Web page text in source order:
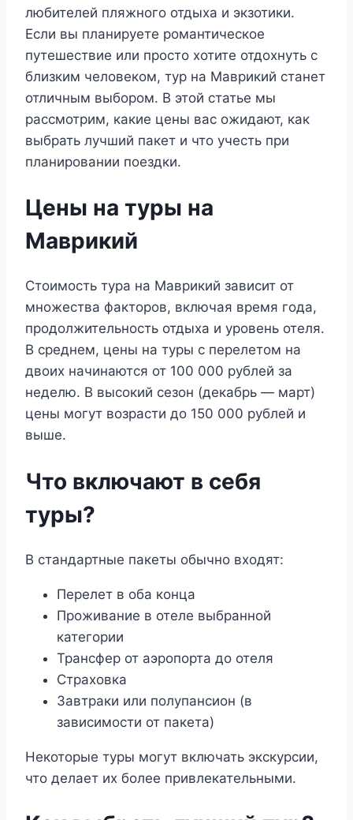
любителей пляжного отдыха и экзотики.
Если вы планируете романтическое
путешествие или просто хотите отдохнуть с
близким человеком, тур на Маврикий станет
отличным выбором. В этой статье мы
рассмотрим, какие цены вас ожидают, как
выбрать лучший пакет и что учесть при
планировании поездки.
Цены на туры на
Маврикий
Стоимость тура на Маврикий зависит от
множества факторов, включая время года,
продолжительность отдыха и уровень отеля.
В среднем, цены на туры с перелетом на
двоих начинаются от 100 000 рублей за
неделю. В высокий сезон (декабрь — март)
цены могут возрасти до 150 000 рублей и
выше.
Что включают в себя
туры?
В стандартные пакеты обычно входят:
Перелет в оба конца
Проживание в отеле выбранной
категории
Трансфер от аэропорта до отеля
Страховка
Завтраки или полупансион (в
зависимости от пакета)
Некоторые туры могут включать экскурсии,
что делает их более привлекательными.